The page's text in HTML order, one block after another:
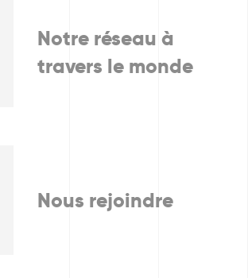
Notre réseau à
travers le monde
Nous rejoindre